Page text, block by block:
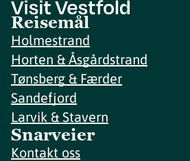
Reisemål
Holmestrand
Horten & Åsgårdstrand
Tønsberg & Færder
Sandefjord
Larvik & Stavern
Snarveier
Kontakt oss